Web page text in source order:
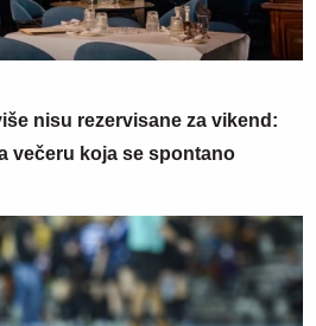
nisu rezervisane za vikend:
večeru koja se spontano